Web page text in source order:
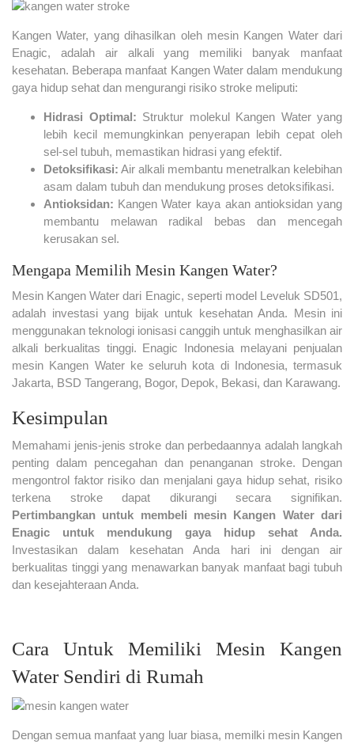
Kangen Water, yang dihasilkan oleh mesin Kangen Water dari
Enagic, adalah air alkali yang memiliki banyak manfaat
kesehatan. Beberapa manfaat Kangen Water dalam mendukung
gaya hidup sehat dan mengurangi risiko stroke meliputi:
Hidrasi Optimal: Struktur molekul Kangen Water yang
lebih kecil memungkinkan penyerapan lebih cepat oleh
sel-sel tubuh, memastikan hidrasi yang efektif.
Detoksifikasi: Air alkali membantu menetralkan kelebihan
asam dalam tubuh dan mendukung proses detoksifikasi.
Antioksidan: Kangen Water kaya akan antioksidan yang
membantu melawan radikal bebas dan mencegah
kerusakan sel.
Mengapa Memilih Mesin Kangen Water?
Mesin Kangen Water dari Enagic, seperti model Leveluk SD501,
adalah investasi yang bijak untuk kesehatan Anda. Mesin ini
menggunakan teknologi ionisasi canggih untuk menghasilkan air
alkali berkualitas tinggi. Enagic Indonesia melayani penjualan
mesin Kangen Water ke seluruh kota di Indonesia, termasuk
Jakarta, BSD Tangerang, Bogor, Depok, Bekasi, dan Karawang.
Kesimpulan
Memahami jenis-jenis stroke dan perbedaannya adalah langkah
penting dalam pencegahan dan penanganan stroke. Dengan
mengontrol faktor risiko dan menjalani gaya hidup sehat, risiko
terkena stroke dapat dikurangi secara signifikan.
Pertimbangkan untuk membeli mesin Kangen Water dari
Enagic untuk mendukung gaya hidup sehat Anda.
Investasikan dalam kesehatan Anda hari ini dengan air
berkualitas tinggi yang menawarkan banyak manfaat bagi tubuh
dan kesejahteraan Anda.
Cara Untuk Memiliki Mesin Kangen
Water Sendiri di Rumah
Dengan semua manfaat yang luar biasa, memilki mesin Kangen